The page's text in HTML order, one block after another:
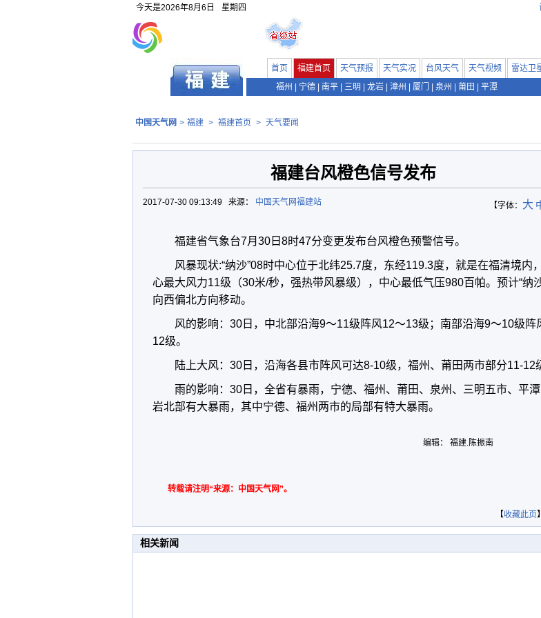
今天是2026年8月6日 星期四
首页 福建首页 天气预报 天气实况 台风天气 天气视频 雷达卫
福州
宁德 南平 三明 龙岩 漳州 厦门 泉州 莆田 平潭
中国天气网 > 福建 > 福建首页 > 天气要闻
福建台风橙色信号发布
【字体： 大
2017-07-30 09:13:49 来源： 中国天气网福建站
福建省气象台7月30日8时47分变更发布台风橙色预警信号。
风暴现状:“纳沙”08时中心位于北纬25.7度，东经119.3度，就是在福清境内
心最大风力11级（30米/秒，强热带风暴级），中心最低气压980百帕。预计“纳
向西偏北方向移动。
风的影响：30日，中北部沿海9～11级阵风12～13级；南部沿海9～10级阵
12级。
陆上大风：30日，沿海各县市阵风可达8-10级，福州、莆田两市部分11-12
雨的影响：30日，全省有暴雨，宁德、福州、莆田、泉州、三明五市、平
岩北部有大暴雨，其中宁德、福州两市的局部有特大暴雨。
编辑： 福建.陈振南
转载请注明“来源：中国天气网”。
【收藏此页
相关新闻